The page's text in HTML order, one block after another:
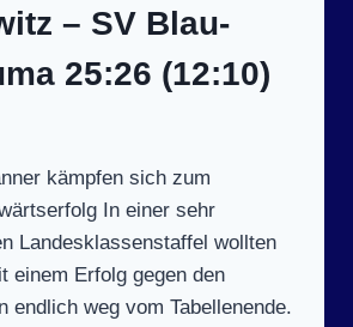
ERA Z
WÖTZEN /
KAHLA 2
6:23 (
– SV Blau-
25:26 (12:10)
kämpfen sich zum
In einer sehr
Landesklassenstaffel wollten
einem Erfolg gegen den
endlich weg vom Tabellenende.